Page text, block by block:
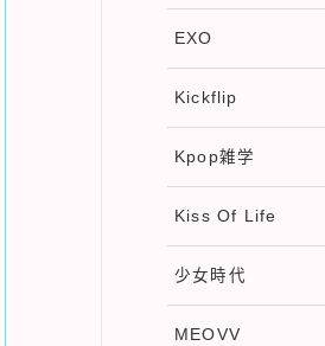
EXO
Kickflip
Kpop雑学
Kiss Of Life
少女時代
MEOVV